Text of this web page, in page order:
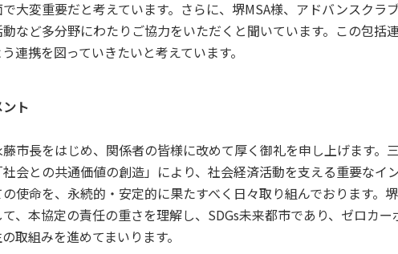
大変重要だと考えています。さらに、堺MSA様、アドバンスクラ
など多分野にわたりご協力をいただくと聞いています。この包括
連携を図っていきたいと考えています。
ト
市長をはじめ、関係者の皆様に改めて厚く御礼を申し上げます。
会との共通価値の創造」により、社会経済活動を支える重要なイ
使命を、永続的・安定的に果たすべく日々取り組んでおります。
、本協定の責任の重さを理解し、SDGs未来都市であり、ゼロカー
取組みを進めてまいります。